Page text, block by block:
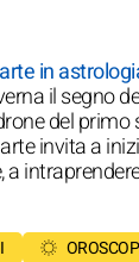
in
il segno
del primo
invita a